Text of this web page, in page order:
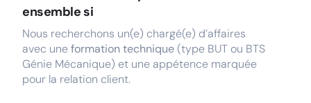
ensemble si
Nous recherchons un(e) chargé(e) d’affaires
avec uneformation technique(type BUT ou BTS
Génie Mécanique) et une appétence marquée
pour la relation client.